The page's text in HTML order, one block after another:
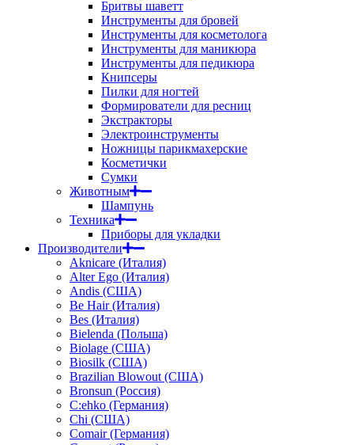
Бритвы шаветт
Инструменты для бровей
Инструменты для косметолога
Инструменты для маникюра
Инструменты для педикюра
Книпсеры
Пилки для ногтей
Формирователи для ресниц
Экстракторы
Электроинструменты
Ножницы парикмахерские
Косметички
Сумки
Животным
Шампунь
Техника
Приборы для укладки
Производители
Aknicare (Италия)
Alter Ego (Италия)
Andis (США)
Be Hair (Италия)
Bes (Италия)
Bielenda (Польша)
Biolage (США)
Biosilk (США)
Brazilian Blowout (США)
Bronsun (Россия)
C:ehko (Германия)
Chi (США)
Comair (Германия)